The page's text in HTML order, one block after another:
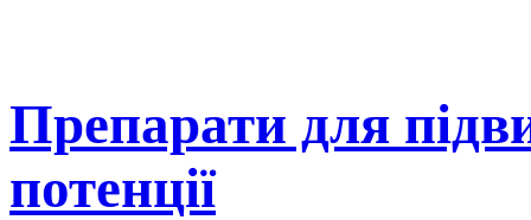
Препарати для
потенції